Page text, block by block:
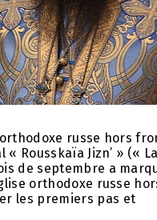
russe hors
Rousskaïa Jizn’ » («
de septembre a
orthodoxe russe
les premiers pas et